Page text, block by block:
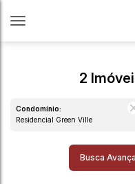
2
Condomínio:
Residencial Green Ville
Busca